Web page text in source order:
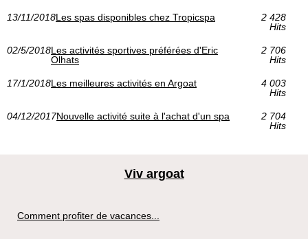
13/11/2018Les spas disponibles chez Tropicspa
2 428
Hits
02/5/2018Les activités sportives préférées d'Eric
Olhats
2 706
Hits
17/1/2018Les meilleures activités en Argoat
4 003
Hits
04/12/2017Nouvelle activité suite à l'achat d'un spa
2 704
Hits
Viv argoat
Comment profiter de vacances...